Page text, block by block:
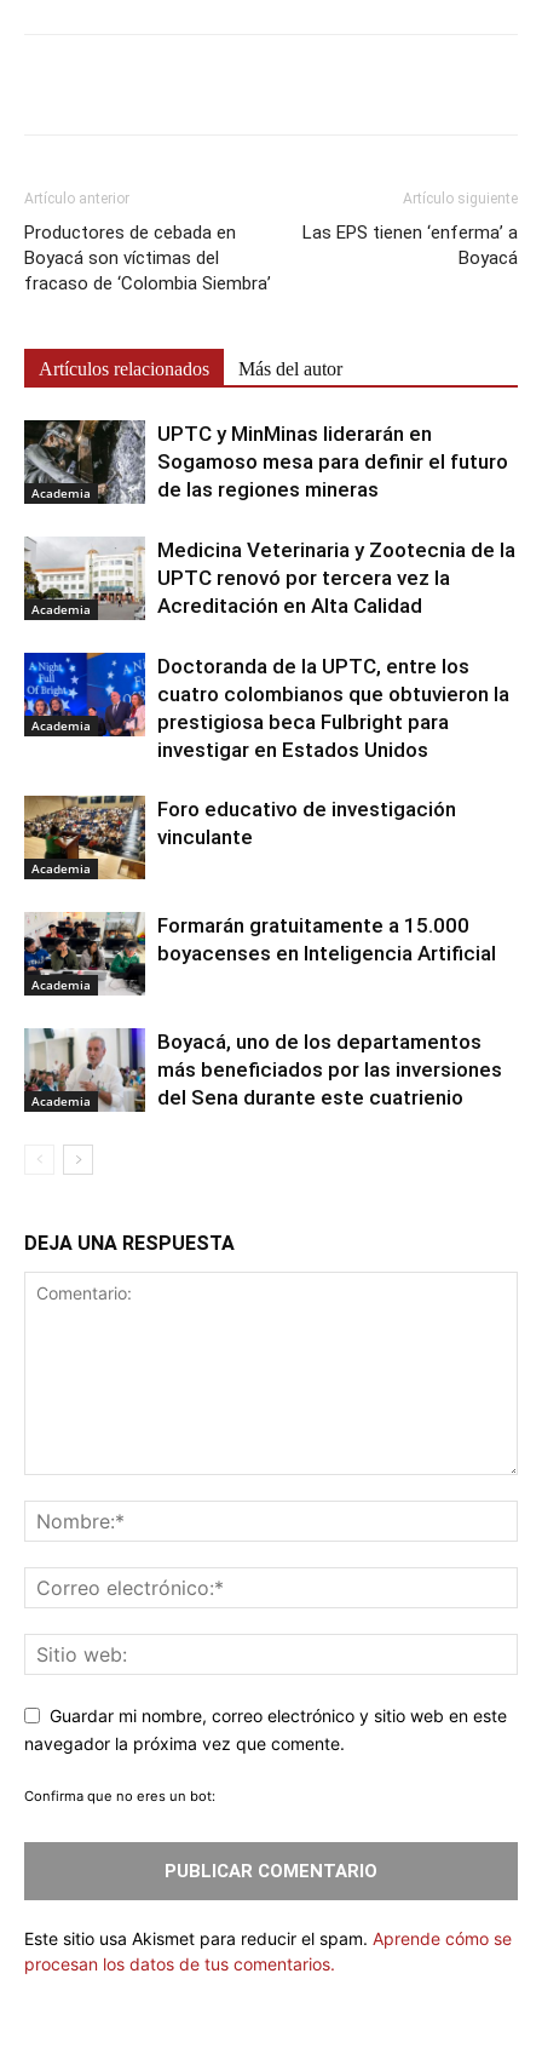
Artículo anterior
Productores de cebada en
Boyacá son víctimas del
fracaso de ‘Colombia Siembra’
Artículo siguiente
Las EPS tienen ‘enferma’ a
Boyacá
Artículos relacionados Más del autor
Academia
UPTC y MinMinas liderarán en
Sogamoso mesa para definir el futuro
de las regiones mineras
Academia
Medicina Veterinaria y Zootecnia de la
UPTC renovó por tercera vez la
Acreditación en Alta Calidad
Academia
Doctoranda de la UPTC, entre los
cuatro colombianos que obtuvieron la
prestigiosa beca Fulbright para
investigar en Estados Unidos
Academia
Foro educativo de investigación
vinculante
Academia
Formarán gratuitamente a 15.000
boyacenses en Inteligencia Artificial
Academia
Boyacá, uno de los departamentos
más beneficiados por las inversiones
del Sena durante este cuatrienio
DEJA UNA RESPUESTA
Guardar mi nombre, correo electrónico y sitio web en este
navegador la próxima vez que comente.
Confirma que no eres un bot:
Este sitio usa Akismet para reducir el spam. Aprende cómo se
procesan los datos de tus comentarios.